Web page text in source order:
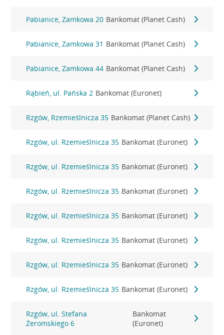
Pabianice, Zamkowa 20 Bankomat (Planet Cash)
Pabianice, Zamkowa 31 Bankomat (Planet Cash)
Pabianice, Zamkowa 44 Bankomat (Planet Cash)
Rąbień, ul. Pańska 2 Bankomat (Euronet)
Rzgów, Rzemieślnicza 35 Bankomat (Planet Cash)
Rzgów, ul. Rzemieślnicza 35 Bankomat (Euronet)
Rzgów, ul. Rzemieślnicza 35 Bankomat (Euronet)
Rzgów, ul. Rzemieślnicza 35 Bankomat (Euronet)
Rzgów, ul. Rzemieślnicza 35 Bankomat (Euronet)
Rzgów, ul. Rzemieślnicza 35 Bankomat (Euronet)
Rzgów, ul. Rzemieślnicza 35 Bankomat (Euronet)
Rzgów, ul. Rzemieślnicza 35 Bankomat (Euronet)
Rzgów, ul. Stefana
Żeromskiego 6
Bankomat
(Euronet)